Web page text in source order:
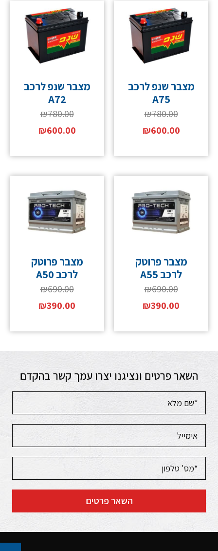
מצבר שנפ לרכב
A75
₪780.00
₪600.00
מצבר שנפ לרכב
A72
₪780.00
₪600.00
מצבר פרוטק
לרכב A55
₪690.00
₪390.00
מצבר פרוטק
לרכב A50
₪690.00
₪390.00
השאר פרטים ונציגנו יצרו עמך קשר בהקדם
השאר פרטים